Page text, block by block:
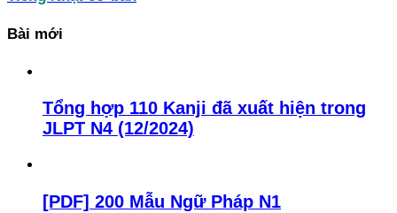
Bài mới
Tổng hợp 110 Kanji đã xuất hiện trong
JLPT N4 (12/2024)
[PDF] 200 Mẫu Ngữ Pháp N1